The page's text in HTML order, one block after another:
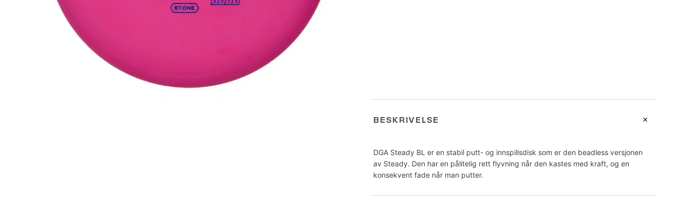
BESKRIVELSE
DGA Steady BL er en stabil putt- og innspillsdisk som er den beadless versjonen
av Steady. Den har en pålitelig rett flyvning når den kastes med kraft, og en
konsekvent fade når man putter.